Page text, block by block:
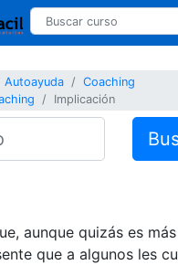
Autoayuda
Coaching
Implicación
aunque quizás es
que a algunos les